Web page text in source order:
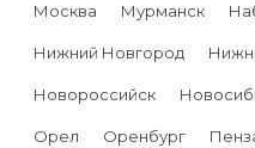
Москва Мурманск
Нижний Новгород
Новороссийск
Орел Оренбург